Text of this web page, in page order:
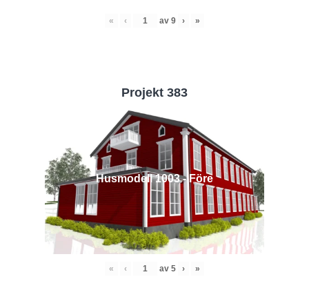
« ‹ av 9 › »
Projekt 383
Husmodell 1003 - Före
« ‹ av 5 › »